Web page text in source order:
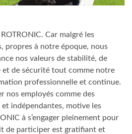
Car malgré les
propres à notre époque, nous
nos valeurs de stabilité, de
de sécurité tout comme notre
professionnelle et continue.
nos employés comme des
et indépendantes, motive les
à s’engager pleinement pour
de participer est gratifiant et